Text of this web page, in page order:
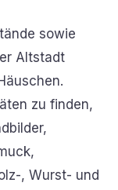
sowie
Altstadt
zu finden,
, Wurst- und